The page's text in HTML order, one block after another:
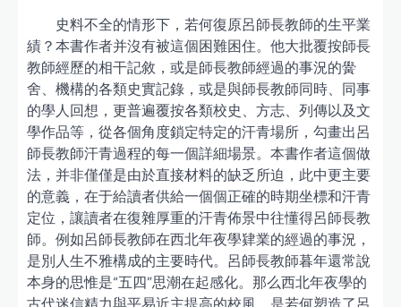
史料不全的情形下，若何復原呂師長教師的生平業
績？本書作者并沒有被這個困難困住。他大批覆按師長
教師經歷的相干記敘，或是師長教師經過的事況的黌
舍、機構的各類史實記錄，或是與師長教師同時、同事
的學人回想，更普遍覆按各類校史、方志、列傳以及文
學作品等，從各個角度鎖定特定的汗青場所，勾畫出呂
師長教師汗青過程的每一個詳細場景。本書作者這個做
法，并非僅僅是由於直接材料的缺乏所迫，此中更主要
的意義，在于給讀者供給一個個正確的時期坐標和汗青
定位，讓讀者在復雜厚重的汗青佈景中往懂得呂師長教
師。例如呂師長教師在西北年夜學肄業的經過的事況，
是別人生不雅構成的主要時代。呂師長教師暮年還常說
本身的思惟是“五四”思潮在起感化。那么西北年夜學的